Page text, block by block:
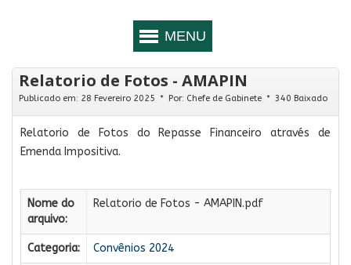
Relatorio de Fotos - AMAPIN
Publicado em: 28 Fevereiro 2025 Por: Chefe de Gabinete 340 Baixado
Relatorio de Fotos do Repasse Financeiro através de
Emenda Impositiva.
Nome do
arquivo:
Relatorio de Fotos - AMAPIN.pdf
Categoria: Convênios 2024